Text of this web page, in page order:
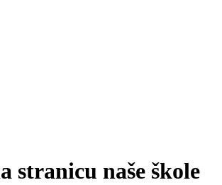
stranicu naše škole